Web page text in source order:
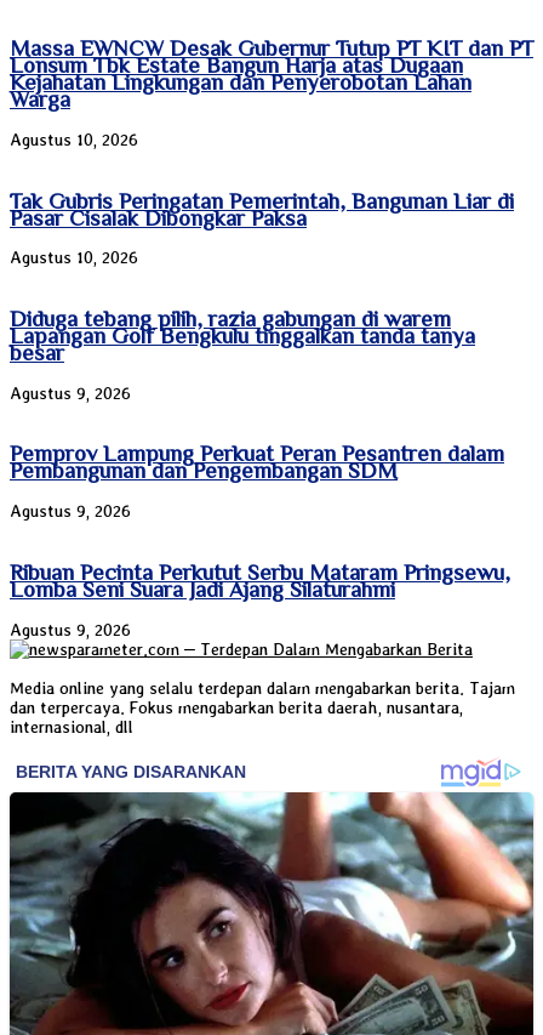
Massa EWNCW Desak Gubernur Tutup PT KIT dan PT
Lonsum Tbk Estate Bangun Harja atas Dugaan
Kejahatan Lingkungan dan Penyerobotan Lahan
Warga
Agustus 10, 2026
Tak Gubris Peringatan Pemerintah, Bangunan Liar di
Pasar Cisalak Dibongkar Paksa
Agustus 10, 2026
Diduga tebang pilih, razia gabungan di warem
Lapangan Golf Bengkulu tinggalkan tanda tanya
besar
Agustus 9, 2026
Pemprov Lampung Perkuat Peran Pesantren dalam
Pembangunan dan Pengembangan SDM
Agustus 9, 2026
Ribuan Pecinta Perkutut Serbu Mataram Pringsewu,
Lomba Seni Suara Jadi Ajang Silaturahmi
Agustus 9, 2026
Media online yang selalu terdepan dalam mengabarkan berita. Tajam
dan terpercaya. Fokus mengabarkan berita daerah, nusantara,
internasional, dll